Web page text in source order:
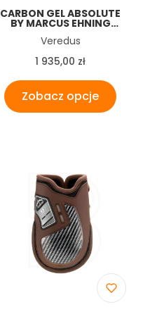
CARBON GEL ABSOLUTE
BY MARCUS EHNING
VEREDUS
Producent
Veredus
Cena
1 935,00 zł
Zobacz opcje